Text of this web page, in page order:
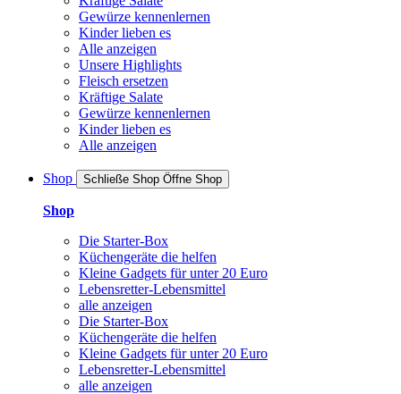
Gewürze kennenlernen
Kinder lieben es
Alle anzeigen
Unsere Highlights
Fleisch ersetzen
Kräftige Salate
Gewürze kennenlernen
Kinder lieben es
Alle anzeigen
Shop Schließe Shop Öffne Shop
Shop
Die Starter-Box
Küchengeräte die helfen
Kleine Gadgets für unter 20 Euro
Lebensretter-Lebensmittel
alle anzeigen
Die Starter-Box
Küchengeräte die helfen
Kleine Gadgets für unter 20 Euro
Lebensretter-Lebensmittel
alle anzeigen